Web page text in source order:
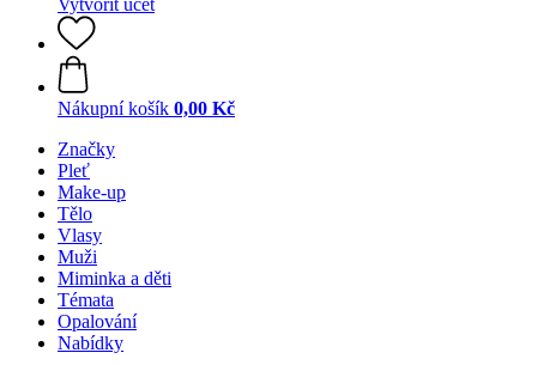
Vytvořit účet
Nákupní košík 0,00 Kč
Značky
Pleť
Make-up
Tělo
Vlasy
Muži
Miminka a děti
Témata
Opalování
Nabídky